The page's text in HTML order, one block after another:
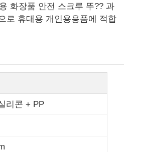
화장품 안전 스크루 뚜?? 과
로 휴대용 개인용용품에 적합
리콘 + PP